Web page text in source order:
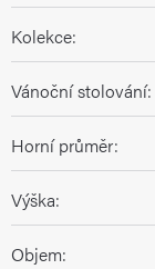
Kolekce:
Vánoční stolování:
Horní průměr:
Výška:
Objem: